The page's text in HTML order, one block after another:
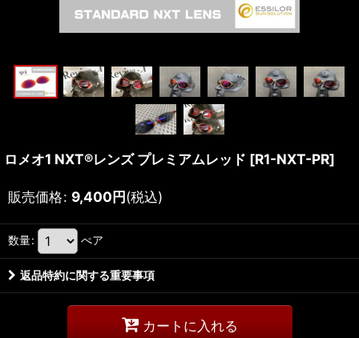
ロメオ1 NXT®レンズ プレミアムレッド [R1-NXT-PR]
販売価格: 9,400円(税込)
数量: ぺア
返品特約に関する重要事項
カートに入れる